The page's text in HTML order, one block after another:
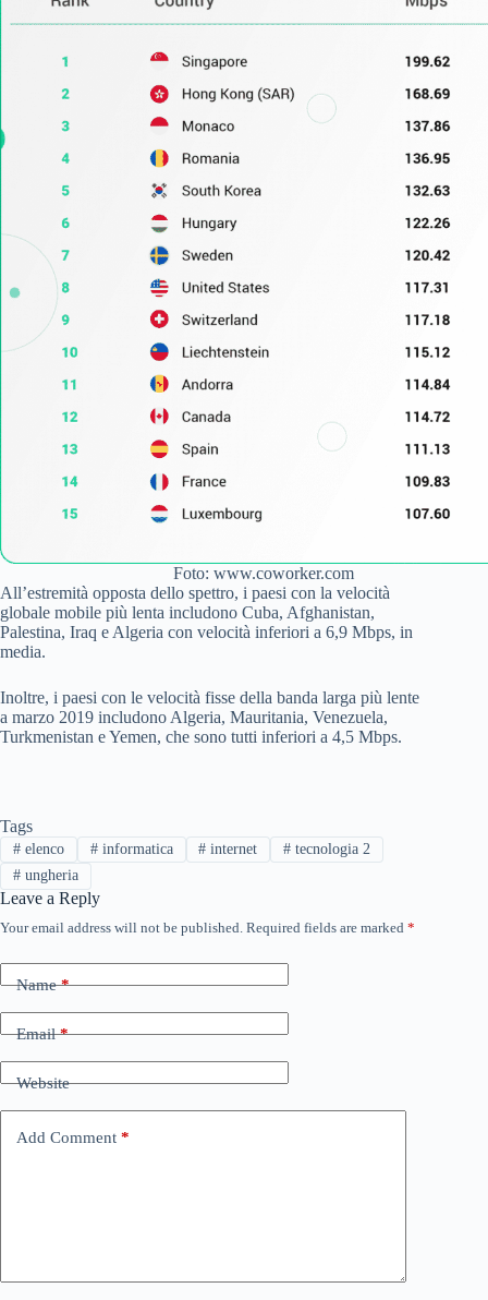
Foto: www.coworker.com
All’estremità opposta dello spettro, i paesi con la velocità
globale mobile più lenta includono Cuba, Afghanistan,
Palestina, Iraq e Algeria con velocità inferiori a 6,9 Mbps, in
media.
Inoltre, i paesi con le velocità fisse della banda larga più lente
a marzo 2019 includono Algeria, Mauritania, Venezuela,
Turkmenistan e Yemen, che sono tutti inferiori a 4,5 Mbps.
Tags
#elenco #informatica # internet # tecnologia 2
#ungheria
Leave a Reply
Your email address will not be published. Required fields are marked *
Name*
Email*
Website
Add Comment *